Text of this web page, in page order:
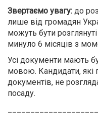
Звертаємо увагу: до
лише від громадян
можуть бути
минуло 6 місяців з
Усі документи мають
мовою. Кандидати, які
документів, не
посаду.